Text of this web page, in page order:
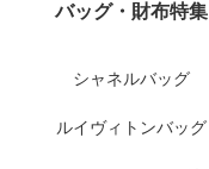
バッグ・財布特集
シャネルバッグ
ルイヴィトンバッグ